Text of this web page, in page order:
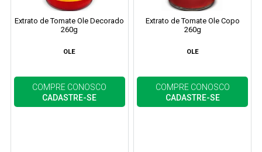
Extrato de Tomate Ole Decorado
260g
OLE
COMPRE CONOSCO
CADASTRE-SE
Extrato de Tomate Ole Copo
260g
OLE
COMPRE CONOSCO
CADASTRE-SE